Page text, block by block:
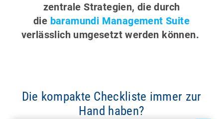
zentrale Strategien, die durch
die baramundi Management Suite
verlässlich umgesetzt werden können.
Die kompakte Checkliste immer zur
Hand haben?